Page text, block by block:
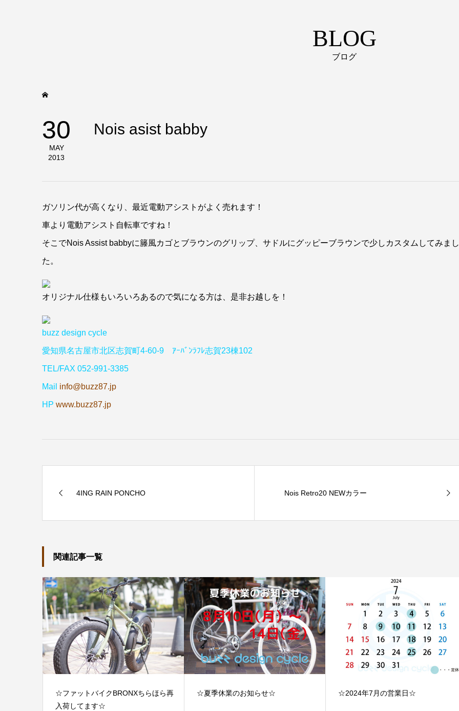
BLOG
ブログ
30
MAY
2013
Nois asist babby
ガソリン代が高くなり、最近電動アシストがよく売れます！
車より電動アシスト自転車ですね！
そこでNois Assist babbyに籐風カゴとブラウンのグリップ、サドルにグッピーブラウンで少しカスタムしてみまし
た。
オリジナル仕様もいろいろあるので気になる方は、是非お越しを！
buzz design cycle
愛知県名古屋市北区志賀町4-60-9 ｱｰﾊﾞﾝﾗﾌﾚ志賀23棟102
TEL/FAX 052-991-3385
Mail info@buzz87.jp
HP www.buzz87.jp
4ING RAIN PONCHO Nois Retro20 NEWカラー
関連記事一覧
☆ファットバイクBRONXちらほら再
入荷してます☆
☆夏季休業のお知らせ☆ ☆2024年7月の営業日☆